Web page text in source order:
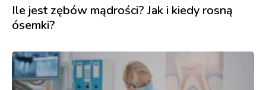
Ile jest zębów mądrości? Jak i kiedy rosną
ósemki?